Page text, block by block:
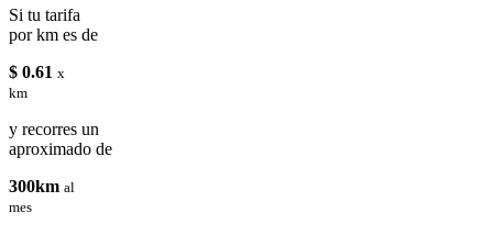
Si tu tarifa
por km es de
$ 0.61 x
km
y recorres un
aproximado de
300km al
mes